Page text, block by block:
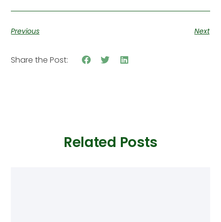
Previous Next
Share the Post:
Related Posts